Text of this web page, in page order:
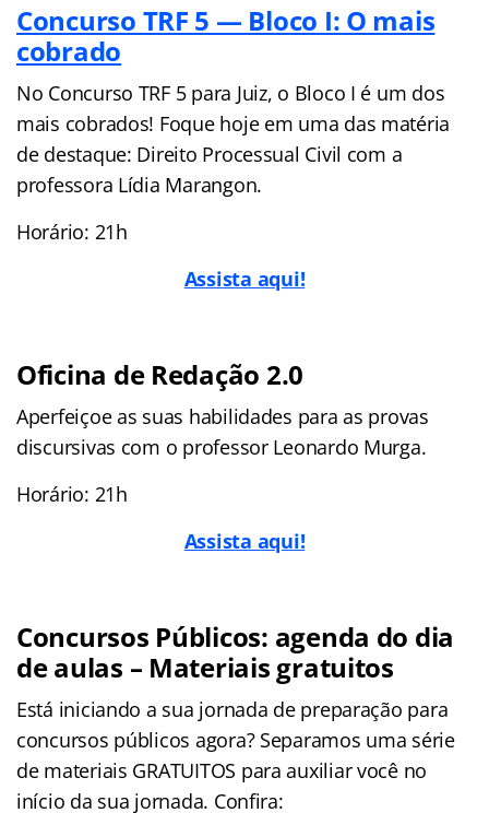
Concurso TRF 5 — Bloco I: O mais
cobrado
No Concurso TRF 5 para Juiz, o Bloco I é um dos
mais cobrados! Foque hoje em uma das matéria
de destaque: Direito Processual Civil com a
professora Lídia Marangon.
Horário: 21h
Assista aqui!
Oficina de Redação 2.0
Aperfeiçoe as suas habilidades para as provas
discursivas com o professor Leonardo Murga.
Horário: 21h
Assista aqui!
Concursos Públicos: agenda do dia
de aulas – Materiais gratuitos
Está iniciando a sua jornada de preparação para
concursos públicos agora? Separamos uma série
de materiais GRATUITOS para auxiliar você no
início da sua jornada. Confira: